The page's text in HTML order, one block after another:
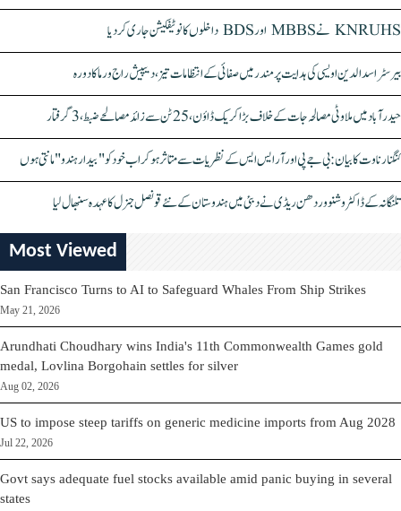
KNRUHS نے MBBS اور BDS داخلوں کا نوٹیفکیشن جاری کر دیا
بیرسٹر اسدالدین اویسی کی ہدایت پر مندر میں صفائی کے انتظامات تیز، دیپیش راج ورما کا دورہ
حیدرآباد میں ملاوٹی مصالحہ جات کے خلاف بڑا کریک ڈاؤن، 25 ٹن سے زائد مصالحے ضبط، 3 گرفتار
کنگنا رناوت کا بیان: بی جے پی اور آر ایس ایس کے نظریات سے متاثر ہو کر اب خود کو "بیدار ہندو" مانتی ہوں
تلنگانہ کے ڈاکٹر وشنو وردھن ریڈی نے دبئی میں ہندوستان کے نئے قونصل جنرل کا عہدہ سنبھال لیا
Most Viewed
San Francisco Turns to AI to Safeguard Whales From Ship Strikes
May 21, 2026
Arundhati Choudhary wins India's 11th Commonwealth Games gold
medal, Lovlina Borgohain settles for silver
Aug 02, 2026
US to impose steep tariffs on generic medicine imports from Aug 2028
Jul 22, 2026
Govt says adequate fuel stocks available amid panic buying in several
states